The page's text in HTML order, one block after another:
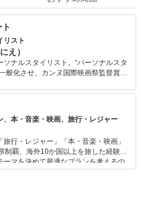
リスト
え）
ソナルスタイリスト。“パーソナルスタ
般化させ、カンヌ国際映画祭監督賞作
て、TBS『サタデープラス』日本テレ
デー』他NHK、テレビ東京など多くの
を行う。 講演・トークショ
常に殺到。大手企業広告のスタイリ
ウッド化粧品』『ＪＲ東日本』他多
どが運営する有名媒体や、ニッセン、
ョン系公式サイトにて、執筆家として
を担当している。
、本・音楽・映画、旅行・レジャー
旅行・レジャー」「本・音楽・映画」
制覇、海外10か国以上を旅した経験を
ーマを決めて最適なプランを考えるの
レルショップでの販売経験もあり。誰